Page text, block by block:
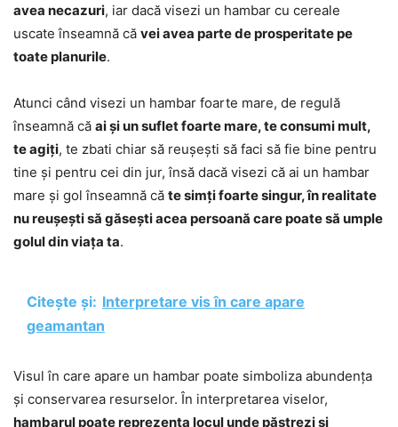
avea necazuri, iar dacă visezi un hambar cu cereale
uscate înseamnă că vei avea parte de prosperitate pe
toate planurile.
Atunci când visezi un hambar foarte mare, de regulă
înseamnă că ai și un suflet foarte mare, te consumi mult,
te agiți, te zbati chiar să reușești să faci să fie bine pentru
tine și pentru cei din jur, însă dacă visezi că ai un hambar
mare și gol înseamnă că te simți foarte singur, în realitate
nu reușești să găsești acea persoană care poate să umple
golul din viața ta.
Citește și: Interpretare vis în care apare
geamantan
Visul în care apare un hambar poate simboliza abundența
și conservarea resurselor. În interpretarea viselor,
hambarul poate reprezenta locul unde păstrezi și